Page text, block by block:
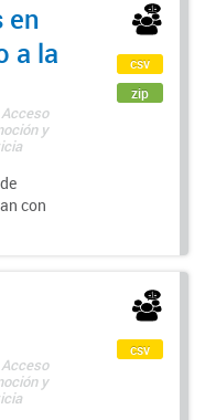
en
a la
y
con
csv
zip
y
csv